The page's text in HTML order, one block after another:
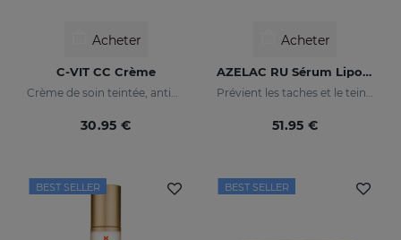
Acheter
C-VIT CC Crème
30.95 €
Acheter
AZELAC RU Sérum Liposomal
51.95 €
BEST SELLER BEST SELLER